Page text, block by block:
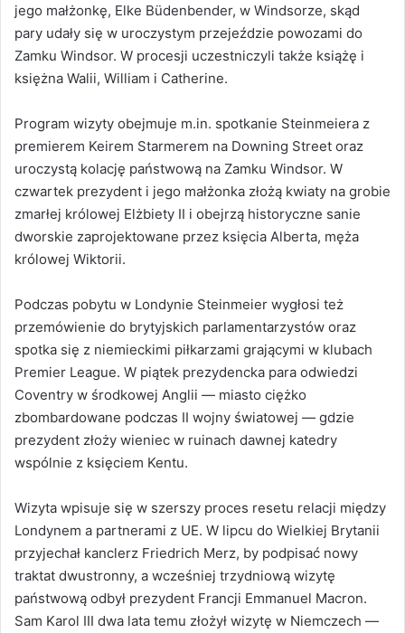
jego małżonkę, Elke Büdenbender, w Windsorze, skąd
pary udały się w uroczystym przejeździe powozami do
Zamku Windsor. W procesji uczestniczyli także książę i
księżna Walii, William i Catherine.
Program wizyty obejmuje m.in. spotkanie Steinmeiera z
premierem Keirem Starmerem na Downing Street oraz
uroczystą kolację państwową na Zamku Windsor. W
czwartek prezydent i jego małżonka złożą kwiaty na grobie
zmarłej królowej Elżbiety II i obejrzą historyczne sanie
dworskie zaprojektowane przez księcia Alberta, męża
królowej Wiktorii.
Podczas pobytu w Londynie Steinmeier wygłosi też
przemówienie do brytyjskich parlamentarzystów oraz
spotka się z niemieckimi piłkarzami grającymi w klubach
Premier League. W piątek prezydencka para odwiedzi
Coventry w środkowej Anglii — miasto ciężko
zbombardowane podczas II wojny światowej — gdzie
prezydent złoży wieniec w ruinach dawnej katedry
wspólnie z księciem Kentu.
Wizyta wpisuje się w szerszy proces resetu relacji między
Londynem a partnerami z UE. W lipcu do Wielkiej Brytanii
przyjechał kanclerz Friedrich Merz, by podpisać nowy
traktat dwustronny, a wcześniej trzydniową wizytę
państwową odbył prezydent Francji Emmanuel Macron.
Sam Karol III dwa lata temu złożył wizytę w Niemczech —